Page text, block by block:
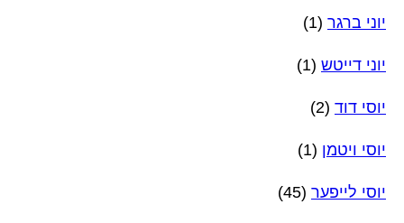
יוני ברגר (1)
יוני דייטש (1)
יוסי דוד (2)
יוסי ויטמן (1)
יוסי לייפער (45)